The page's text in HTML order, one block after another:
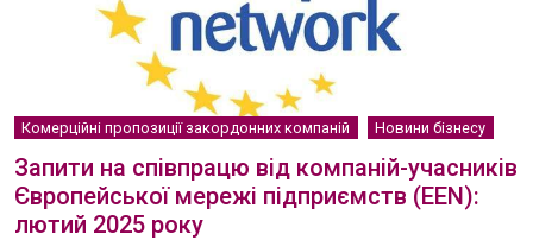
Комерційні пропозиції закордонних компаній Новини бізнесу
Запити на співпрацю від компаній-учасників
Європейської мережі підприємств (EEN):
лютий 2025 року